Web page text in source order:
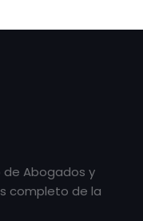
de Abogados y
completo de la